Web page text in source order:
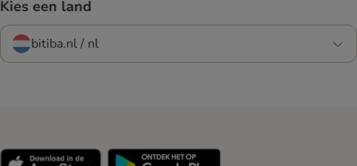
Kies een land
bitiba.nl / nl